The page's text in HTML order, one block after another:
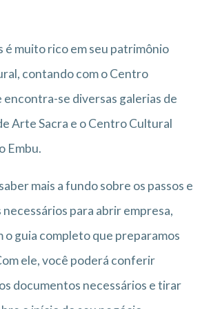
é muito rico em seu patrimônio
contando com o Centro
se diversas galerias de
Arte Sacra e o Centro Cultural
Embu.
mais a fundo sobre os passos e
para abrir empresa,
o guia completo que preparamos
ele, você poderá conferir
documentos necessários e tirar